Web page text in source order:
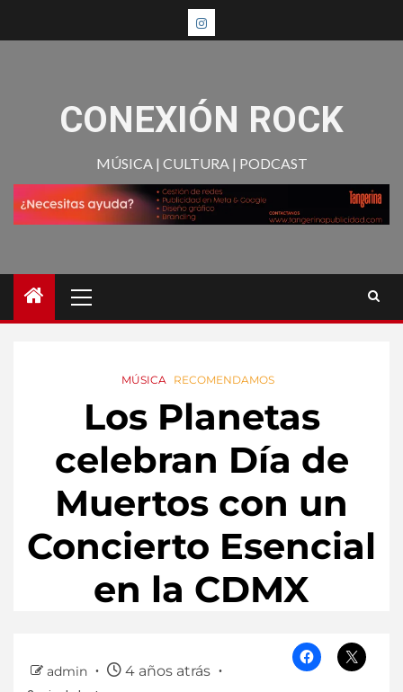
CONEXIÓN ROCK
MÚSICA | CULTURA | PODCAST
MÚSICA RECOMENDAMOS
Los Planetas
celebran Día de
Muertos con un
Concierto Esencial
en la CDMX
admin 4 años atrás